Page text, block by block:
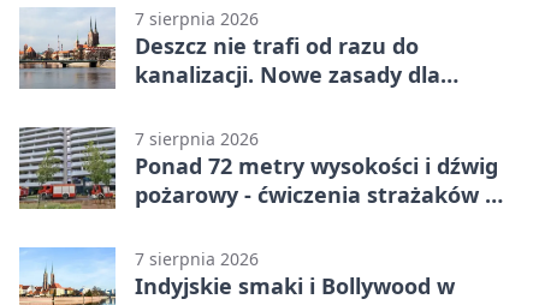
7 sierpnia 2026
Deszcz nie trafi od razu do
kanalizacji. Nowe zasady dla
7 sierpnia 2026
Ponad 72 metry wysokości i dźwig
pożarowy - ćwiczenia strażaków we
7 sierpnia 2026
Indyjskie smaki i Bollywood w